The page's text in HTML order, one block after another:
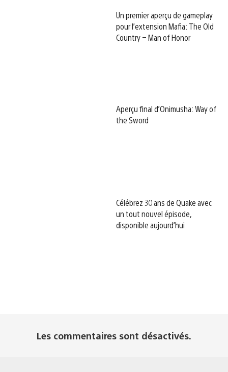
Un premier aperçu de gameplay
pour l’extension Mafia: The Old
Country – Man of Honor
Aperçu final d’Onimusha: Way of
the Sword
Célébrez 30 ans de Quake avec
un tout nouvel épisode,
disponible aujourd’hui
Les commentaires sont désactivés.